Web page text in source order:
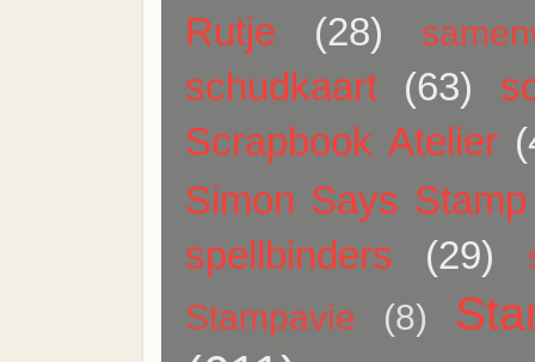
Rutje (28)
schudkaart (63)
Scrapbook Atelier
Simon Says Stamp
spellbinders
(29)
Stampavie
(8)